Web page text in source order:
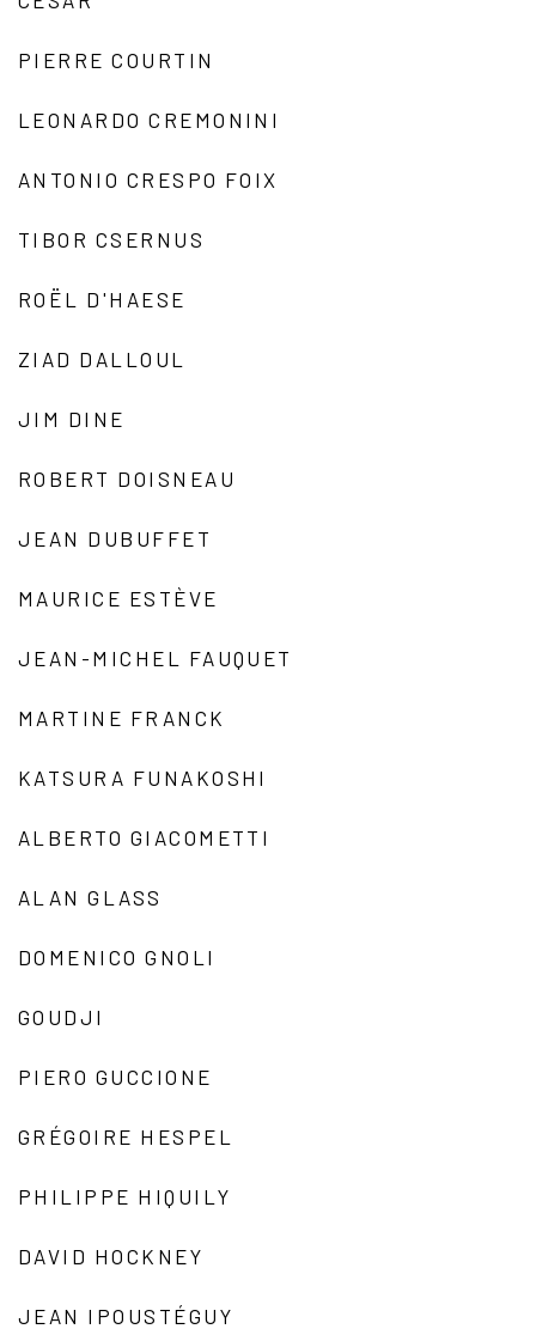
PIERRE COURTIN
LEONARDO CREMONINI
ANTONIO CRESPO FOIX
TIBOR CSERNUS
ROËL D'HAESE
ZIAD DALLOUL
JIM DINE
ROBERT DOISNEAU
JEAN DUBUFFET
MAURICE ESTÈVE
JEAN-MICHEL FAUQUET
MARTINE FRANCK
KATSURA FUNAKOSHI
ALBERTO GIACOMETTI
ALAN GLASS
DOMENICO GNOLI
GOUDJI
PIERO GUCCIONE
GRÉGOIRE HESPEL
PHILIPPE HIQUILY
DAVID HOCKNEY
JEAN IPOUSTÉGUY